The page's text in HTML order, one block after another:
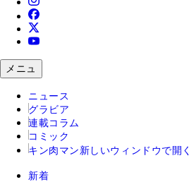
メニュ
ニュース
グラビア
連載コラム
コミック
キン肉マン 新しいウィンドウで開く
新着